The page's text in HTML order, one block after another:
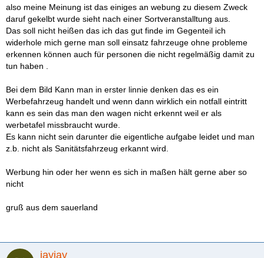
also meine Meinung ist das einiges an webung zu diesem Zweck
daruf gekelbt wurde sieht nach einer Sortveranstalltung aus.
Das soll nicht heißen das ich das gut finde im Gegenteil ich
widerhole mich gerne man soll einsatz fahrzeuge ohne probleme
erkennen können auch für personen die nicht regelmäßig damit zu
tun haben .
Bei dem Bild Kann man in erster linnie denken das es ein
Werbefahrzeug handelt und wenn dann wirklich ein notfall eintritt
kann es sein das man den wagen nicht erkennt weil er als
werbetafel missbraucht wurde.
Es kann nicht sein darunter die eigentliche aufgabe leidet und man
z.b. nicht als Sanitätsfahrzeug erkannt wird.
Werbung hin oder her wenn es sich in maßen hält gerne aber so
nicht
gruß aus dem sauerland
jayjay